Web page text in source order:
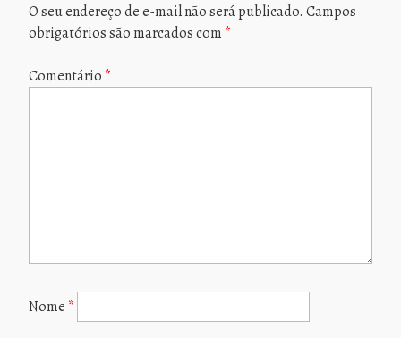
O seu endereço de e-mail não será publicado. Campos
obrigatórios são marcados com *
Comentário *
Nome *